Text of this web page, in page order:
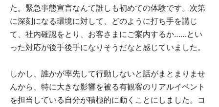
た。緊急事態宣言なんて誰しも初めての体験です。次第
に深刻になる環境に対して、どのように打ち手を講じ
て、社内確認をとり、お客さまにご案内するか……とい
った対応が後手後手になりそうだなと感じていました。
しかし、誰かが率先して行動しないと話がまとまりませ
んから、特に大きな影響を被る有観客のリアルイベント
を担当している自分が積極的に動くことにしました。コ